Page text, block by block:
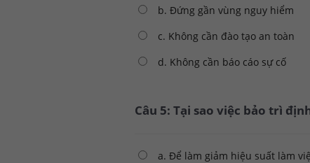
b. Đứng gần vùng nguy hiểm
c. Không cần đào tạo an toàn
d. Không cần báo cáo sự cố
Câu 5: Tại sao việc bảo trì
a. Để làm giảm hiệu suất làm